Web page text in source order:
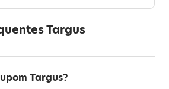
Targus
Targus?